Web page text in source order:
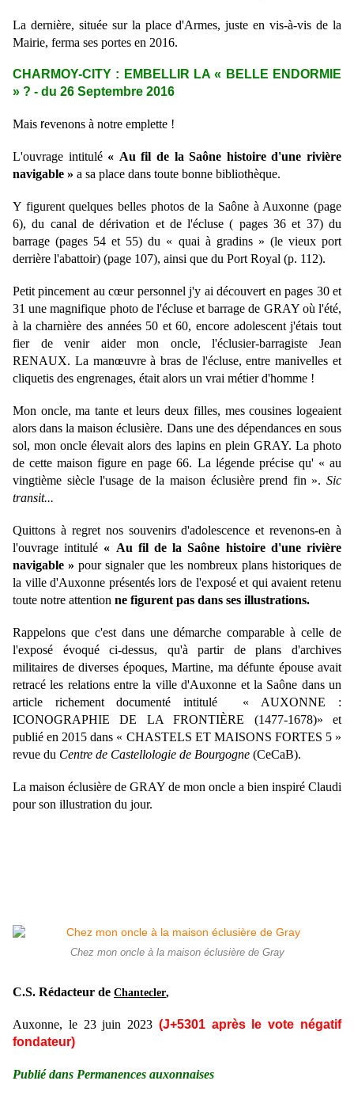
La dernière, située sur la place d'Armes, juste en vis-à-vis de la
Mairie, ferma ses portes en 2016.
CHARMOY-CITY : EMBELLIR LA « BELLE ENDORMIE
» ? - du 26 Septembre 2016
Mais revenons à notre emplette !
L'ouvrage intitulé« Au fil de la Saône histoire d'une rivière
navigable » a sa place dans toute bonne bibliothèque.
Y figurent quelques belles photos de la Saône à Auxonne (page
6), du canal de dérivation et de l'écluse ( pages 36 et 37) du
barrage (pages 54 et 55) du « quai à gradins » (le vieux port
derrière l'abattoir) (page 107), ainsi que du Port Royal (p. 112).
Petit pincement au cœur personnel j'y ai découvert en pages 30 et
31 une magnifique photo de l'écluse et barrage de GRAY où l'été,
à la charnière des années 50 et 60, encore adolescent j'étais tout
fier de venir aider mon oncle, l'éclusier-barragiste Jean
RENAUX. La manœuvre à bras de l'écluse, entre manivelles et
cliquetis des engrenages, était alors un vrai métier d'homme !
Mon oncle, ma tante et leurs deux filles, mes cousines logeaient
alors dans la maison éclusière. Dans une des dépendances en sous
sol, mon oncle élevait alors des lapins en plein GRAY. La photo
de cette maison figure en page 66. La légende précise qu' « au
vingtième siècle l'usage de la maison éclusière prend fin ». Sic
transit...
Quittons à regret nos souvenirs d'adolescence et revenons-en à
l'ouvrage intitulé « Au fil de la Saône histoire d'une rivière
navigable » pour signaler que les nombreux plans historiques de
la ville d'Auxonne présentés lors de l'exposé et qui avaient retenu
toute notre attention ne figurent pas dans ses illustrations.
Rappelons que c'est dans une démarche comparable à celle de
l'exposé évoqué ci-dessus, qu'à partir de plans d'archives
militaires de diverses époques, Martine, ma défunte épouse avait
retracé les relations entre la ville d'Auxonne et la Saône dans un
article richement documenté intitulé
« AUXONNE :
ICONOGRAPHIE DE LA FRONTIÈRE (1477-1678)» et
publié en 2015 dans « CHASTELS ET MAISONS FORTES 5 »
revue du Centre de Castellologie de Bourgogne (CeCaB).
La maison éclusière de GRAY de mon oncle a bien inspiré Claudi
pour son illustration du jour.
Chez mon oncle à la maison éclusière de Gray
C.S. Rédacteur de Chantecler,
Auxonne, le 23juin 2023 (J+5301 après le vote négatif
fondateur)
Publié dans Permanences auxonnaises